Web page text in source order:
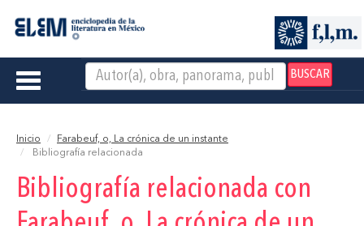
BUSCAR
Toggle
Inicio
Farabeuf, o, La crónica de un instante
Bibliografía relacionada
Bibliografía relacionada con